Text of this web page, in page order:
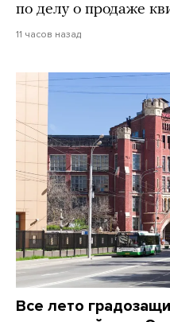
по делу о продаже
11 часов назад
Все лето